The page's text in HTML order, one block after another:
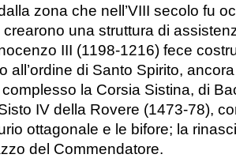
zona che nell’VIII secolo fu
una struttura di
III (1198-1216) fece
all’ordine di Santo Spirito,
la Corsia Sistina, di
IV della Rovere (1473-78),
ottagonale e le bifore; la
del Commendatore.